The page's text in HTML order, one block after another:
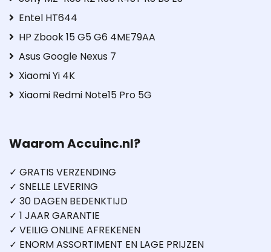
Entel HT644
HP Zbook 15 G5 G6 4ME79AA
Asus Google Nexus 7
Xiaomi Yi 4K
Xiaomi Redmi Note15 Pro 5G
Waarom Accuinc.nl?
✓ GRATIS VERZENDING
✓ SNELLE LEVERING
✓ 30 DAGEN BEDENKTIJD
✓ 1 JAAR GARANTIE
✓ VEILIG ONLINE AFREKENEN
✓ ENORM ASSORTIMENT EN LAGE PRIJZEN